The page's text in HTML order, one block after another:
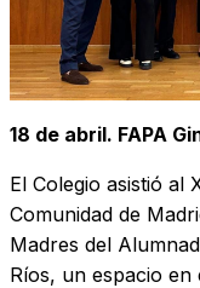
18 de abril. FAPA
El Colegio asistió al
Comunidad de
Madres del
Ríos, un espacio en